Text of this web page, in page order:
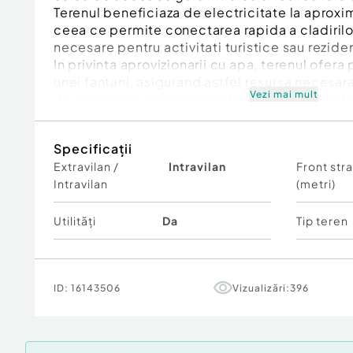
Terenul beneficiaza de electricitate la
ceea ce permite conectarea rapida a
necesare pentru activitati turistice sau
In privinta aprovizionarii cu apa, terenul
de canalizare, se recomanda instalarea unei
oportunitate excelenta pentru investitie, fiind
construirea unei pensiuni sau a unei case de
Pretul de achizitie este de 52.000 euro,
Vezi mai mult
Specificații
Extravilan /
Intravilan
Intravilan
Front
(metri)
Utilități Da Tip teren
ID: 16143506 Vizualizări:396